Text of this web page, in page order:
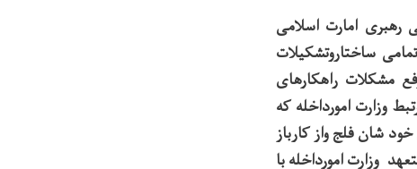
رهبری امارت اسلامی
ساختاروتشکیلات
مشکلات راهکارهای
امورداخله که
شان فلج واز کارباز
وزارت امورداخله با